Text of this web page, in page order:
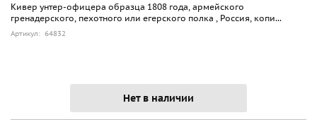
Кивер унтер-офицера образца 1808 года, армейского
гренадерского, пехотного или егерского полка , Россия, копи...
Артикул: 64832
Нет в наличии